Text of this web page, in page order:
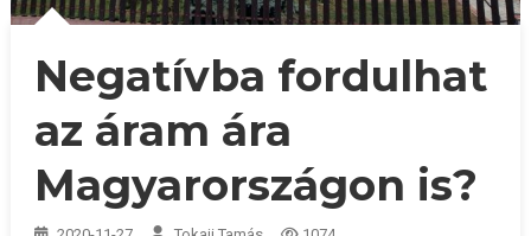
Negatívba fordulhat
az áram ára
Magyarországon is?